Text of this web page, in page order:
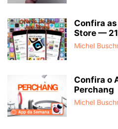
Confira
Store —
Michel
Confira o
Perchang
Michel